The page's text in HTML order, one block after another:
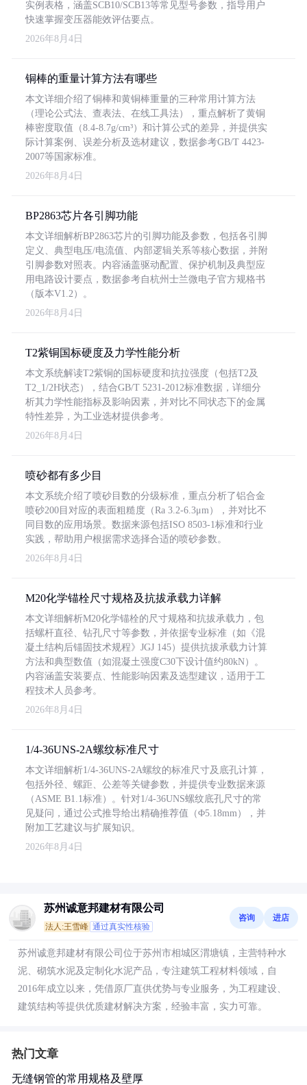
实例表格，涵盖SCB10/SCB13等常见型号参数，指导用户
快速掌握变压器能效评估要点。
2026年8月4日
铜棒的重量计算方法有哪些
本文详细介绍了铜棒和黄铜棒重量的三种常用计算方法
（理论公式法、查表法、在线工具法），重点解析了黄铜
棒密度取值（8.4-8.7g/cm³）和计算公式的差异，并提供实
际计算案例、误差分析及选材建议，数据参考GB/T 4423-
2007等国家标准。
2026年8月4日
BP2863芯片各引脚功能
本文详细解析BP2863芯片的引脚功能及参数，包括各引脚
定义、典型电压/电流值、内部逻辑关系等核心数据，并附
引脚参数对照表。内容涵盖驱动配置、保护机制及典型应
用电路设计要点，数据参考自杭州士兰微电子官方规格书
（版本V1.2）。
2026年8月4日
T2紫铜国标硬度及力学性能分析
本文系统解读T2紫铜的国标硬度和抗拉强度（包括T2及
T2_1/2H状态），结合GB/T 5231-2012标准数据，详细分
析其力学性能指标及影响因素，并对比不同状态下的金属
特性差异，为工业选材提供参考。
2026年8月4日
喷砂都有多少目
本文系统介绍了喷砂目数的分级标准，重点分析了铝合金
喷砂200目对应的表面粗糙度（Ra 3.2-6.3μm），并对比不
同目数的应用场景。数据来源包括ISO 8503-1标准和行业
实践，帮助用户根据需求选择合适的喷砂参数。
2026年8月4日
M20化学锚栓尺寸规格及抗拔承载力详解
本文详细解析M20化学锚栓的尺寸规格和抗拔承载力，包
括螺杆直径、钻孔尺寸等参数，并依据专业标准（如《混
凝土结构后锚固技术规程》JGJ 145）提供抗拔承载力计算
方法和典型数值（如混凝土强度C30下设计值约80kN）。
内容涵盖安装要点、性能影响因素及选型建议，适用于工
程技术人员参考。
2026年8月4日
1/4-36UNS-2A螺纹标准尺寸
本文详细解析1/4-36UNS-2A螺纹的标准尺寸及底孔计算，
包括外径、螺距、公差等关键参数，并提供专业数据来源
（ASME B1.1标准）。针对1/4-36UNS螺纹底孔尺寸的常
见疑问，通过公式推导给出精确推荐值（Φ5.18mm），并
附加工艺建议与扩展知识。
2026年8月4日
苏州诚意邦建材有限公司
法人:王雪峰 通过真实性核验
咨询 进店
苏州诚意邦建材有限公司位于苏州市相城区渭塘镇，主营特种水
泥、砌筑水泥及定制化水泥产品，专注建筑工程材料领域，自
2016年成立以来，凭借原厂直供优势与专业服务，为工程建设、
建筑结构等提供优质建材解决方案，经验丰富，实力可靠。
热门文章
无缝钢管的常用规格及壁厚